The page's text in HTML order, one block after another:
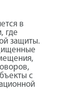
в
где
защиты.
с